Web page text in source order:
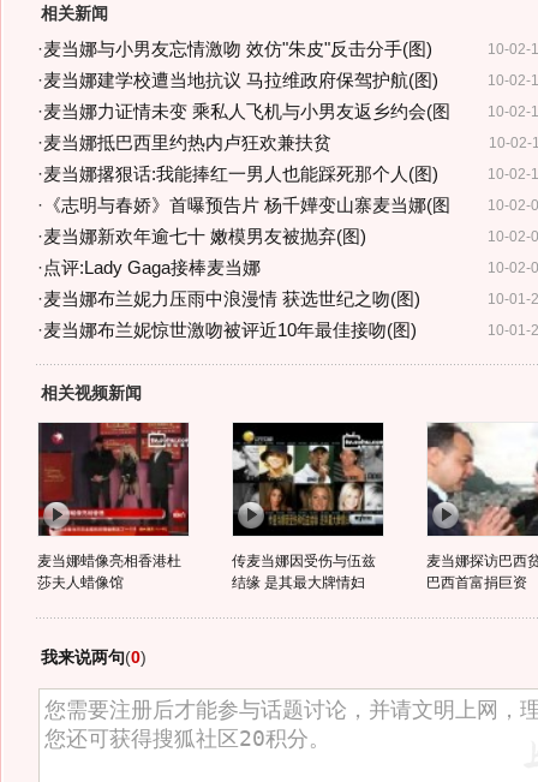
相关新闻
10-02-
·麦当娜与小男友忘情激吻 效仿"朱皮"反击分手(图)
10-02-
·麦当娜建学校遭当地抗议 马拉维政府保驾护航(图)
10-02-
·麦当娜力证情未变 乘私人飞机与小男友返乡约会(图
10-02-
·麦当娜抵巴西里约热内卢狂欢兼扶贫
10-02-
·麦当娜撂狠话:我能捧红一男人也能踩死那个人(图)
10-02-
· 《志明与春娇》首曝预告片 杨千嬅变山寨麦当娜(图
10-02-
·麦当娜新欢年逾七十 嫩模男友被抛弃(图)
10-02-
·点评:Lady Gaga接棒麦当娜
10-01-
·麦当娜布兰妮力压雨中浪漫情 获选世纪之吻(图)
10-01-
·麦当娜布兰妮惊世激吻被评近10年最佳接吻(图)
相关视频新闻
麦当娜蜡像亮相香港杜
莎夫人蜡像馆
传麦当娜因受伤与伍兹
结缘 是其最大牌情妇
麦当娜探访巴西
巴西首富捐巨资
我来说两句(0)